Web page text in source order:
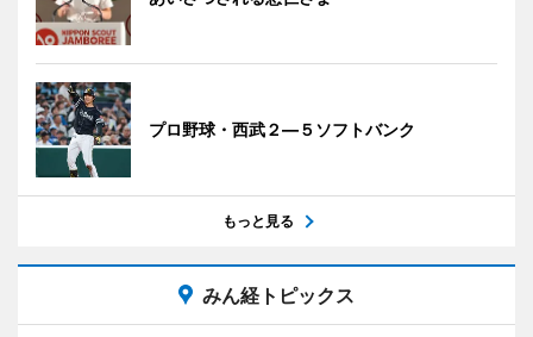
プロ野球・西武２―５ソフトバンク
もっと見る
みん経トピックス